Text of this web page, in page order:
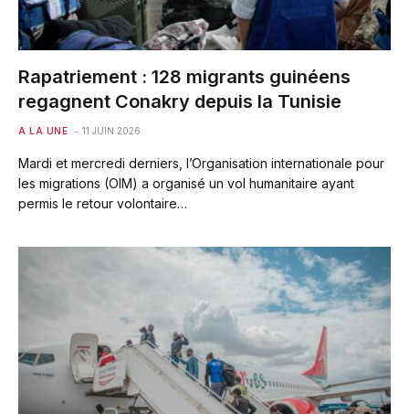
Rapatriement : 128 migrants guinéens
regagnent Conakry depuis la Tunisie
A LA UNE 11 JUIN 2026
Mardi et mercredi derniers, l’Organisation internationale pour
les migrations (OIM) a organisé un vol humanitaire ayant
permis le retour volontaire…